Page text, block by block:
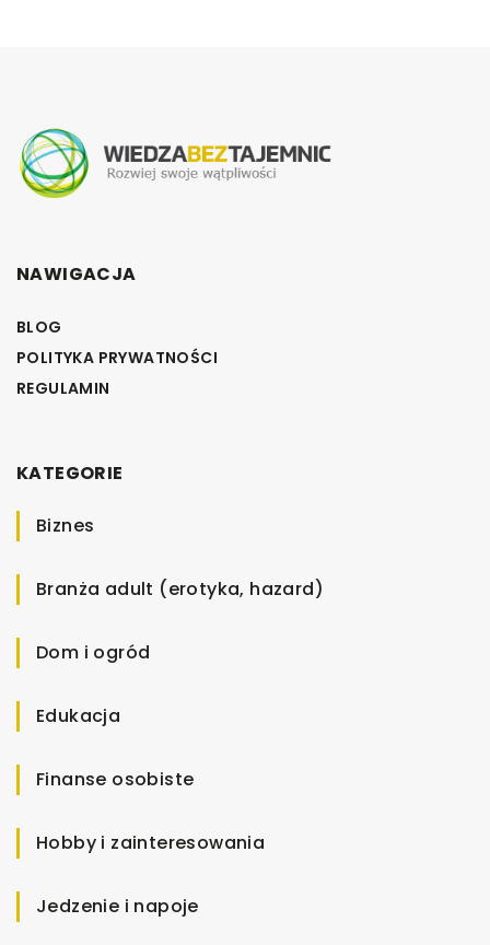
NAWIGACJA
BLOG
POLITYKA PRYWATNOŚCI
REGULAMIN
KATEGORIE
Biznes
Branża adult (erotyka, hazard)
Dom i ogród
Edukacja
Finanse osobiste
Hobby i zainteresowania
Jedzenie i napoje